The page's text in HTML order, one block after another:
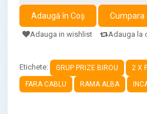
Adauga in wishlist Adauga la
Etichete: GRUP PRIZE BIROU
2 X
FARA CABLU
RAMA ALBA